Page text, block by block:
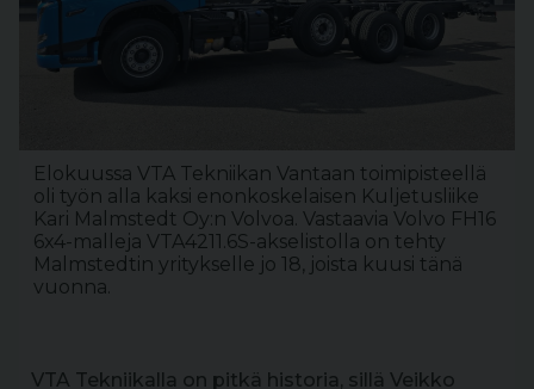
Elokuussa VTA Tekniikan Vantaan toimipisteellä
oli työn alla kaksi enonkoskelaisen Kuljetusliike
Kari Malmstedt Oy:n Volvoa. Vastaavia Volvo FH16
6x4-malleja VTA4211.6S-akselistolla on tehty
Malmstedtin yritykselle jo 18, joista kuusi tänä
vuonna.
VTA Tekniikalla on pitkä historia, sillä Veikko